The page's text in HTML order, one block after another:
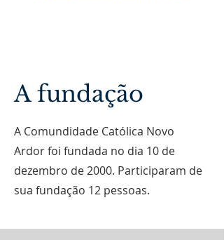
A fundação
A Comundidade Católica Novo
Ardor foi fundada no dia 10 de
dezembro de 2000. Participaram de
sua fundação 12 pessoas.